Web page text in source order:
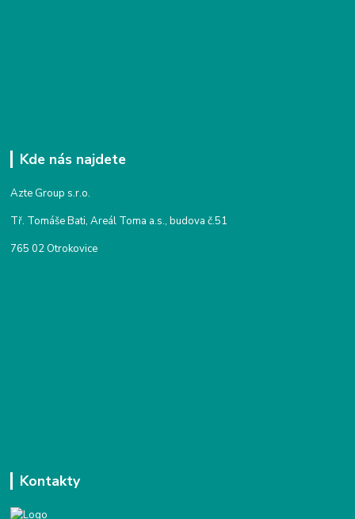
Kde nás najdete
Azte Group s.r.o.
Tř. Tomáše Bati, Areál Toma a.s., budova č.51
765 02 Otrokovice
Kontakty